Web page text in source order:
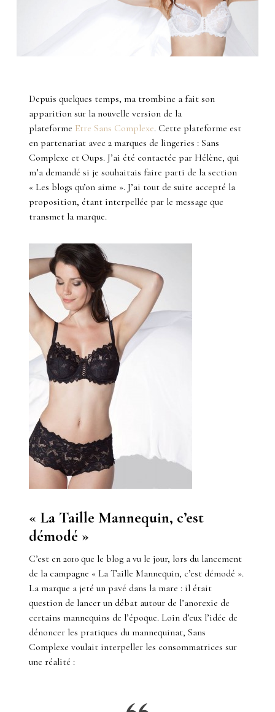
Depuis quelques temps, ma trombine a fait son
apparition sur la nouvelle version de la
plateforme Etre Sans Complexe. Cette plateforme est
en partenariat avec 2 marques de lingeries : Sans
Complexe et Oups. J’ai été contactée par Hélène, qui
m’a demandé si je souhaitais faire parti de la section
« Les blogs qu’on aime ». J’ai tout de suite accepté la
proposition, étant interpellée par le message que
transmet la marque.
« La Taille Mannequin, c’est
démodé »
C’est en 2010 que le blog a vu le jour, lors du lancement
de la campagne « La Taille Mannequin, c’est démodé ».
La marque a jeté un pavé dans la mare : il était
question de lancer un débat autour de l’anorexie de
certains mannequins de l’époque. Loin d’eux l’idée de
dénoncer les pratiques du mannequinat, Sans
Complexe voulait interpeller les consommatrices sur
une réalité :